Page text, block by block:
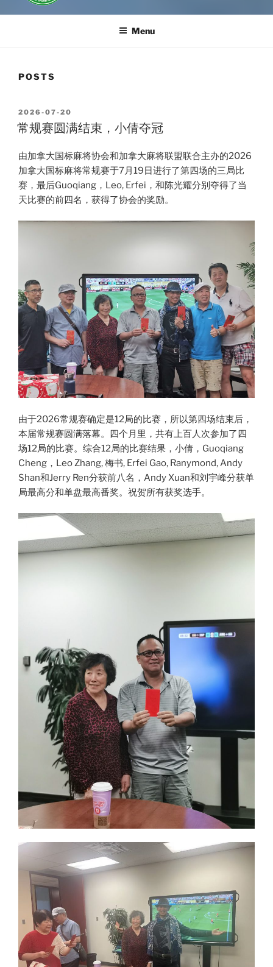
Menu
POSTS
POSTED
ON
2026-07-20
常规赛圆满结束，小倩夺冠
由加拿大国标麻将协会和加拿大麻将联盟联合主办的2026
加拿大国标麻将常规赛于7月19日进行了第四场的三局比
赛，最后Guoqiang，Leo, Erfei，和陈光耀分别夺得了当
天比赛的前四名，获得了协会的奖励。
由于2026常规赛确定是12局的比赛，所以第四场结束后，
本届常规赛圆满落幕。四个月里，共有上百人次参加了四
场12局的比赛。综合12局的比赛结果，小倩，Guoqiang
Cheng，Leo Zhang, 梅书, Erfei Gao, Ranymond, Andy
Shan和Jerry Ren分获前八名，Andy Xuan和刘宇峰分获单
局最高分和单盘最高番奖。祝贺所有获奖选手。